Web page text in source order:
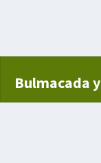
Bulmacada